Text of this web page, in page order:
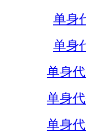
单身
单身
单身
单身
单身